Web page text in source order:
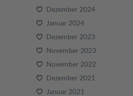
Dezember 2024
Januar 2024
Dezember 2023
November 2023
November 2022
Dezember 2021
Januar 2021